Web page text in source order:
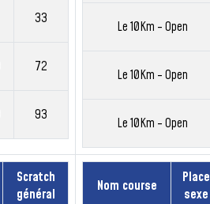
33
72
93
Le 10Km - Open
Le 10Km - Open
Le 10Km - Open
Scratch
général
Nom course
Place
sexe